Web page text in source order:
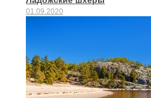
01.09.2020